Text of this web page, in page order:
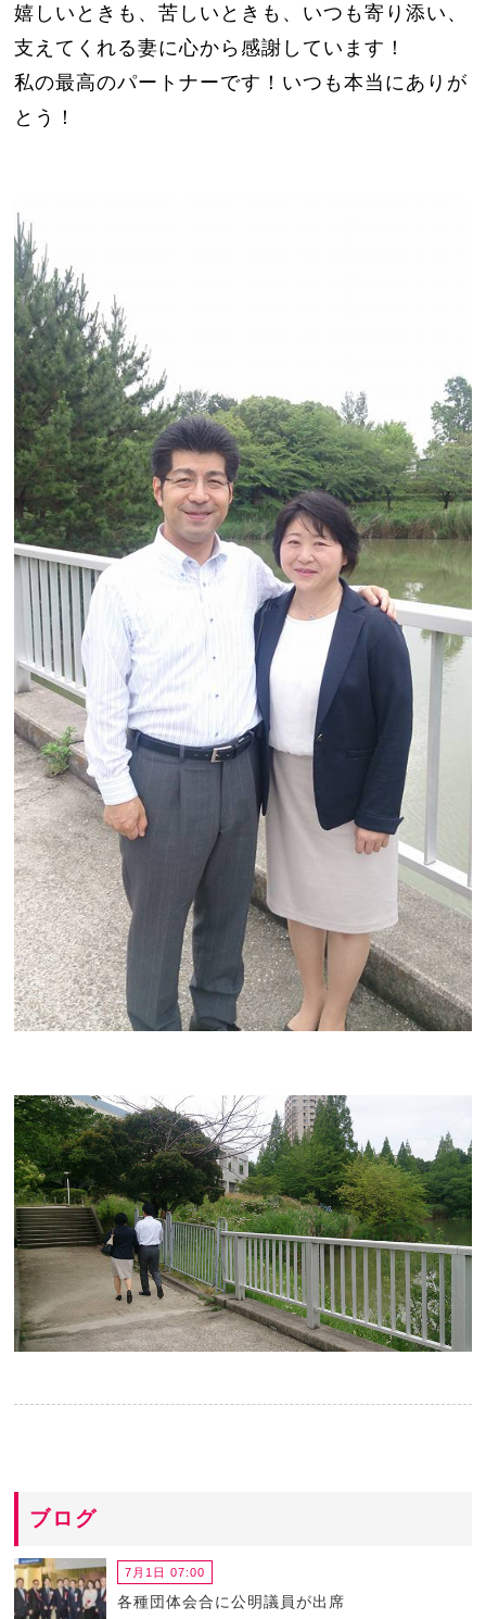
嬉しいときも、苦しいときも、いつも寄り添い、
支えてくれる妻に心から感謝しています！
私の最高のパートナーです！いつも本当にありが
とう！
ブログ
7月1日 07:00
各種団体会合に公明議員が出席